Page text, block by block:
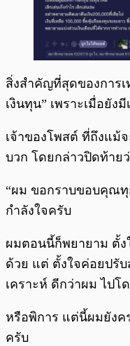
สิ่งสำคัญที่สุดของการ
เงินทุน” เพราะเมื่อยัง
เจ้าของโพสต์ ที่ถึงแม้
บวก โดยกล่าวปิดท้าย
“ผม ขอกราบขอบคุณ
กำลังใจครับ
ผมตอนนี้ก็พยายาม ตั้ง
ด้วย แต่ ตั้งใจค่อยปรั
เคราะห์ ดีกว่าผม ไปโ
หรือพิการ แต่นี้ผมยังค
ครับ